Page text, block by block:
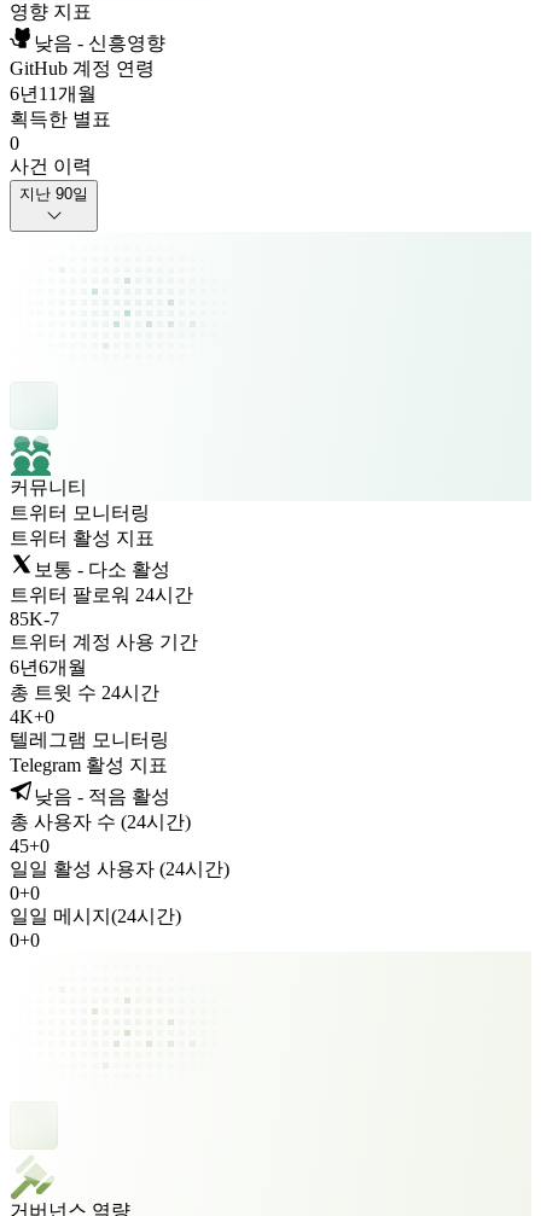
영향 지표
낮음 - 신흥영향
GitHub 계정 연령
6년 11개월
획득한 별표
0
사건 이력
지난 90일
커뮤니티
트위터 모니터링
트위터 활성 지표
보통 - 다소 활성
트위터 팔로워 24시간
85K-7
트위터 계정 사용 기간
6년6개월
총 트윗 수 24시간
4K+0
텔레그램 모니터링
Telegram 활성 지표
낮음 - 적음 활성
총 사용자 수 (24시간)
45+0
일일 활성 사용자 (24시간)
0+0
일일 메시지(24시간)
0+0
거버넌스 역량